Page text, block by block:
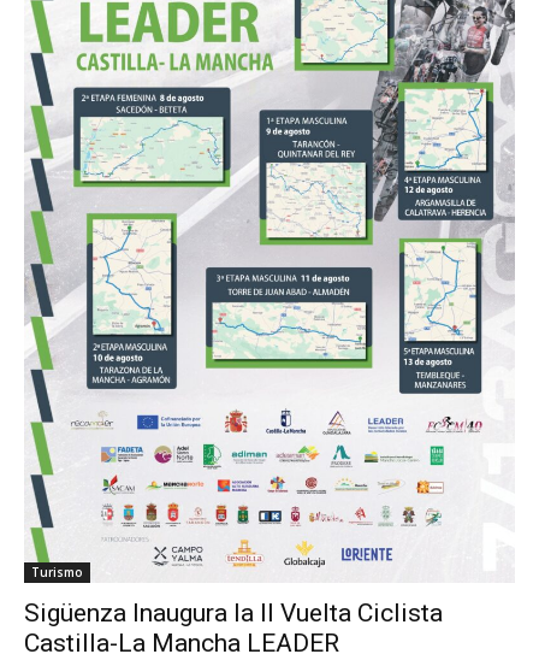
Turismo
Sigüenza Inaugura la II Vuelta Ciclista
Castilla-La Mancha LEADER